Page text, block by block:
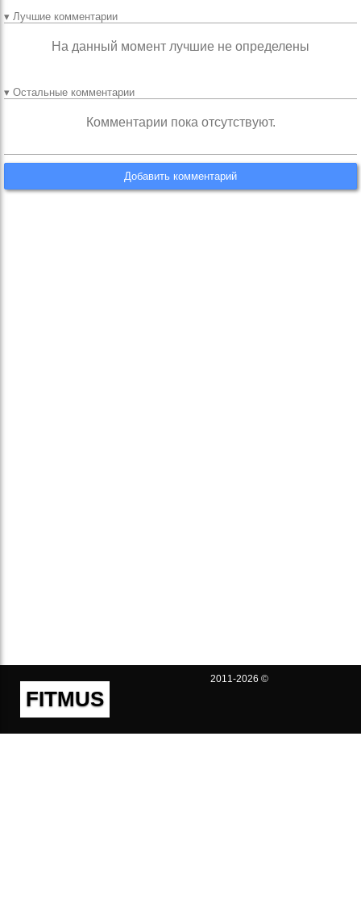
▾ Лучшие комментарии
На данный момент лучшие не определены
▾ Остальные комментарии
Комментарии пока отсутствуют.
Добавить комментарий
FITMUS
2011-2026 ©